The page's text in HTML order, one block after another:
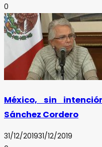
0
México, sin
Sánchez Cordero
31/12/201931/12/2019